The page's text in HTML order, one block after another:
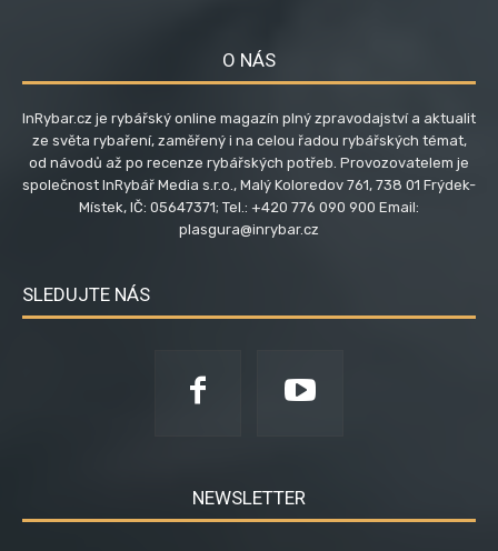
O NÁS
InRybar.cz je rybářský online magazín plný zpravodajství a aktualit
ze světa rybaření, zaměřený i na celou řadou rybářských témat,
od návodů až po recenze rybářských potřeb. Provozovatelem je
společnost InRybář Media s.r.o., Malý Koloredov 761, 738 01 Frýdek-
Místek, IČ: 05647371; Tel.: +420 776 090 900 Email:
plasgura@inrybar.cz
SLEDUJTE NÁS
NEWSLETTER